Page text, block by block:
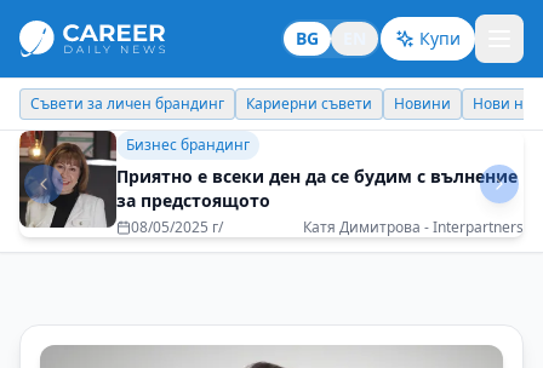
BG Купи
Кариерни съвети Новини Нови назначения Днес празнува
Бизнес брандинг
Организация, в която комуникацията е
мост, а не бариера
03/12/2025 г/ Десислава Иванович